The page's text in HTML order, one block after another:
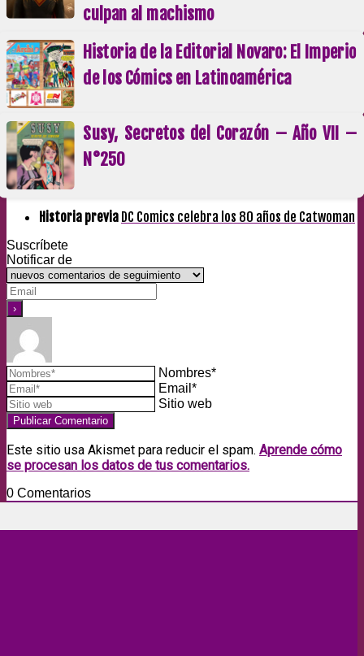
culpan al machismo
Historia de la Editorial Novaro: El Imperio
de los Cómics en Latinoamérica
Susy, Secretos del Corazón – Año VII –
N°250
Historia previa DC Comics celebra los 80 años de Catwoman
Suscríbete
Notificar de
Nombres*
Email*
Sitio web
Este sitio usa Akismet para reducir el spam. Aprende cómo
se procesan los datos de tus comentarios.
0 Comentarios